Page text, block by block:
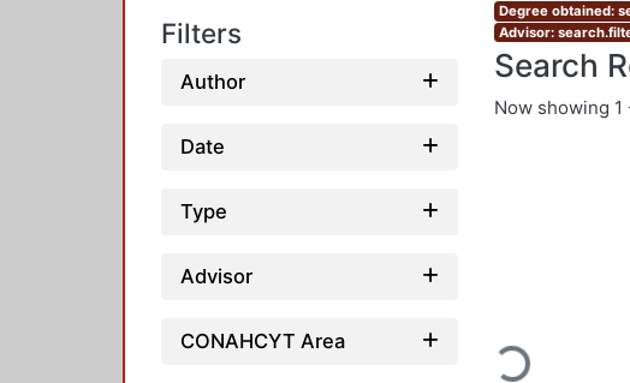
Filters
Author
Date
Type
Advisor
CONAHCYT Area
Degree obtained:
Advisor:
Search
Now showing 1
Loading...